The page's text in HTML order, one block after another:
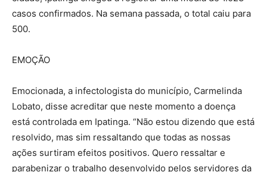
casos confirmados. Na semana passada, o total caiu para
500.
EMOÇÃO
Emocionada, a infectologista do município, Carmelinda
Lobato, disse acreditar que neste momento a doença
está controlada em Ipatinga. “Não estou dizendo que está
resolvido, mas sim ressaltando que todas as nossas
ações surtiram efeitos positivos. Quero ressaltar e
parabenizar o trabalho desenvolvido pelos servidores da